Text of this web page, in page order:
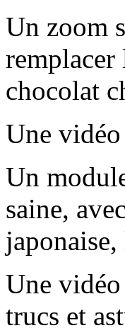
Un zoom
chocolat
Une
Un
saine,
Une vidéo
trucs et